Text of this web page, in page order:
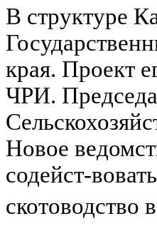
В структуре
края. Проект
ЧРИ.
Новое
содейст-
скотоводство